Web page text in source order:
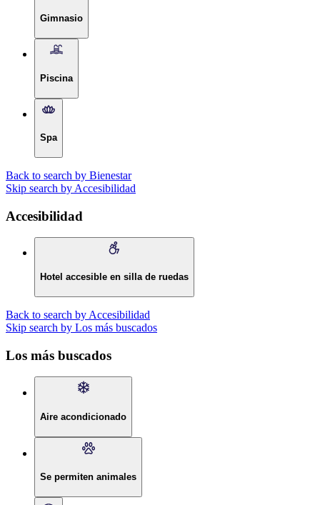
Gimnasio
Piscina
Spa
Back to search by Bienestar
Skip search by Accesibilidad
Accesibilidad
Hotel accesible en silla de ruedas
Back to search by Accesibilidad
Skip search by Los más buscados
Los más buscados
Aire acondicionado
Se permiten animales